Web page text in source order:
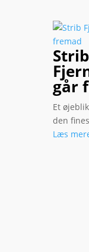
Strib
går
Et
den
Læs